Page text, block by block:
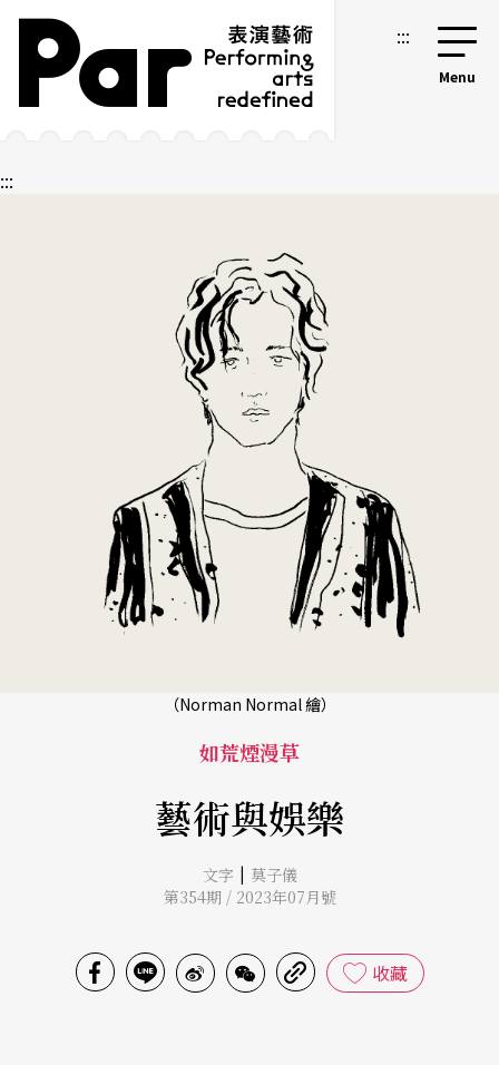
跳到主要內容區塊
網站導覽 :::
:::
（Norman Normal 繪）
如荒煙漫草
藝術與娛樂
文字 | 莫子儀
第354期 / 2023年07月號
收藏